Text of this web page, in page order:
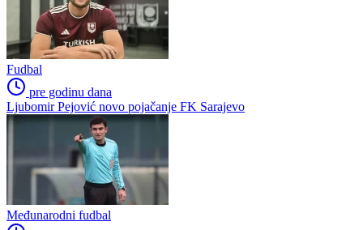
Fudbal
pre godinu dana
Ljubomir Pejović novo pojačanje FK Sarajevo
Međunarodni fudbal